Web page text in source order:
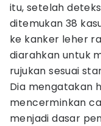
itu, setelah
ditemukan 38
ke kanker leher
diarahkan untuk
rujukan sesuai
Dia mengatakan
mencerminkan
menjadi dasar